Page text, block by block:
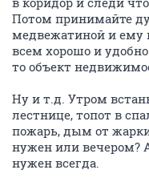
Потом принимайте
медвежатиной и ему
всем хорошо и
то объект
Ну и т.д. Утром
лестнице, топот в
пожарь, дым от
нужен или вечером?
нужен всегда.